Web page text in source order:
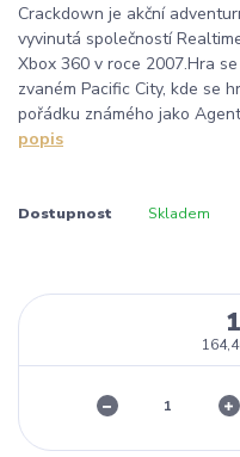
Crackdown je akční
vyvinutá společností
Xbox 360 v roce 2007.Hra
zvaném Pacific City, kde se
pořádku známého jako
popis
Dostupnost Skladem